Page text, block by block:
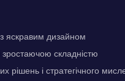
яскравим дизайном
зростаючою складністю
рішень і стратегічного